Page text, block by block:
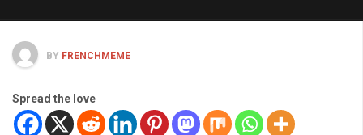
BY FRENCHMEME
Spread the love